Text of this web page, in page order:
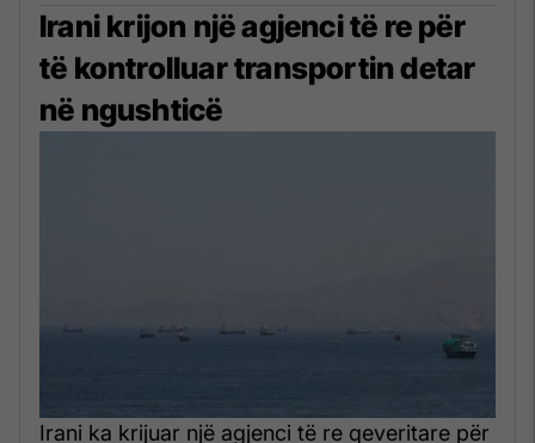
Irani krijon një agjenci të re për
të kontrolluar transportin detar
në ngushticë
Irani ka krijuar një agjenci të re qeveritare për